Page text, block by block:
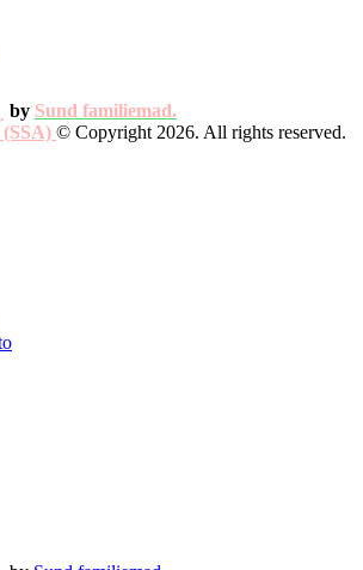
by Sund familiemad.
© Copyright 2026. All rights reserved.